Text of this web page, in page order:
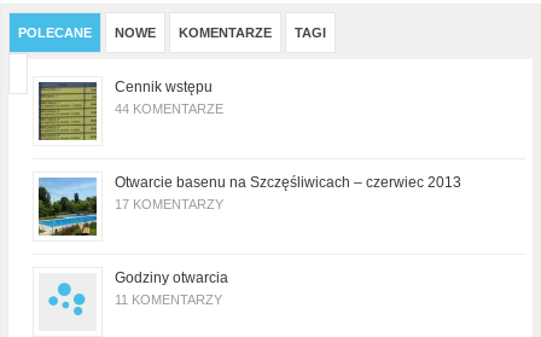
POLECANE NOWE KOMENTARZE TAGI
Cennik wstępu
44 KOMENTARZE
Otwarcie basenu na Szczęśliwicach – czerwiec 2013
17 KOMENTARZY
Godziny otwarcia
11 KOMENTARZY